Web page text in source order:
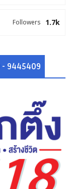
1.7k
Followers
9445409